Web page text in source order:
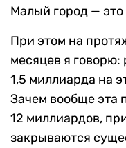
Малый город —
При этом на
месяцев я говорю:
1,5 миллиарда на
Зачем вообще эта
12 миллиардов,
закрываются